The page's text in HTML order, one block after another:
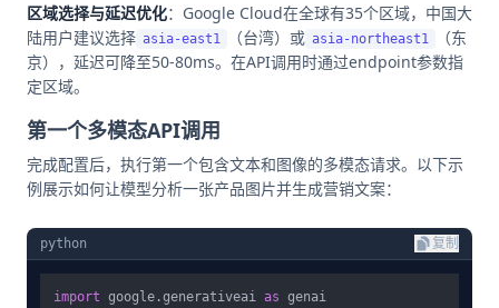
区域选择与延迟优化：Google Cloud在全球有35个区域，中国大
陆用户建议选择 asia-east1 （台湾）或 asia-northeast1
（东
京），延迟可降至50-80ms。在API调用时通过endpoint参数指
定区域。
第一个多模态API调用
完成配置后，执行第一个包含文本和图像的多模态请求。以下示
例展示如何让模型分析一张产品图片并生成营销文案：
python 复制
import google.generativeai as